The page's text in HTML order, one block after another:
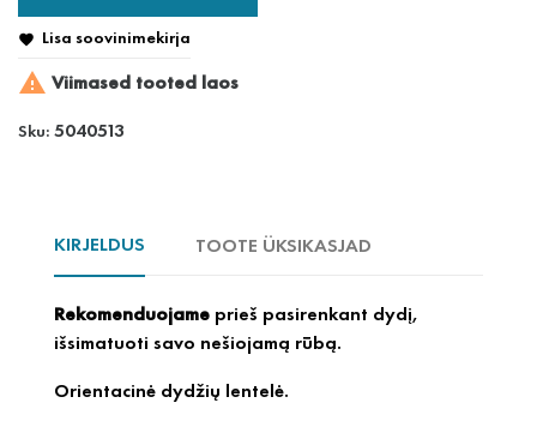
 Lisa soovinimekirja
 Viimased tooted laos
Sku: 5040513
KIRJELDUS TOOTE ÜKSIKASJAD
Rekomenduojame prieš pasirenkant dydį,
išsimatuoti savo nešiojamą rūbą.
Orientacinė dydžių lentelė.